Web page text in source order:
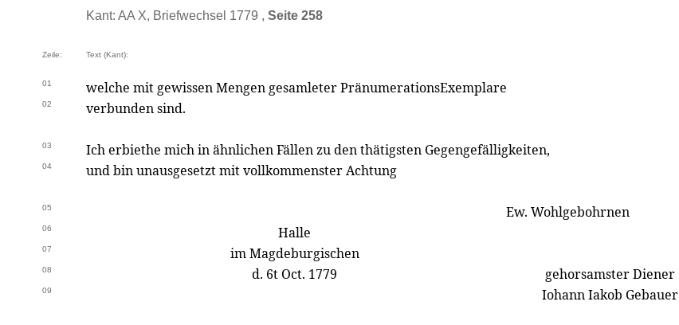
Kant: AA X, Briefwechsel 1779 , Seite 258
Zeile: Text (Kant):
01 welche mit gewissen Mengen gesamleter PränumerationsExemplare
02 verbunden sind.
03 Ich erbiethe mich in ähnlichen Fällen zu den thätigsten Gegengefälligkeiten,
04 und bin unausgesetzt mit vollkommenster Achtung
05 Ew. Wohlgebohrnen
06 Halle
07 im Magdeburgischen
08 d. 6t Oct. 1779 gehorsamster Diener
09 Iohann Iakob Gebauer